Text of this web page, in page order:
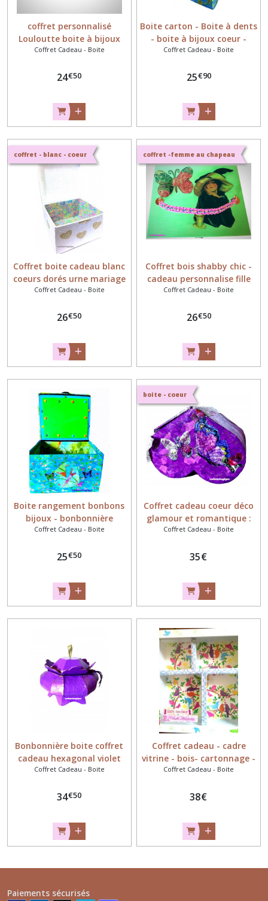
coffret personnalisé
Louloutte boite à bijoux
Coffret Cadeau - Boite
24€50
Boite carton - Boite à dents
- boite à bijoux coeur -
miniature - bébé - fimo -
Coffret Cadeau - Boite
25€90
coffret - blanc - coeur
Coffret boite cadeau blanc
coeurs dorés urne mariage
baptême
Coffret Cadeau - Boite
26€50
coffret -femme au chapeau
Coffret bois shabby chic -
cadeau personnalise fille
femme
Coffret Cadeau - Boite
26€50
Boite rangement bonbons
bijoux - bonbonnière
turquoise papillons
Coffret Cadeau - Boite
25€50
boite - coeur
Coffret cadeau coeur déco
glamour et romantique :
fleurs, papillons, dentelle
Coffret Cadeau - Boite
35€
Bonbonnière boite coffret
cadeau hexagonal violet
Coffret Cadeau - Boite
34€50
Coffret cadeau - cadre
vitrine - bois- cartonnage -
cadeaumagique
Coffret Cadeau - Boite
38€
Paiements sécurisés